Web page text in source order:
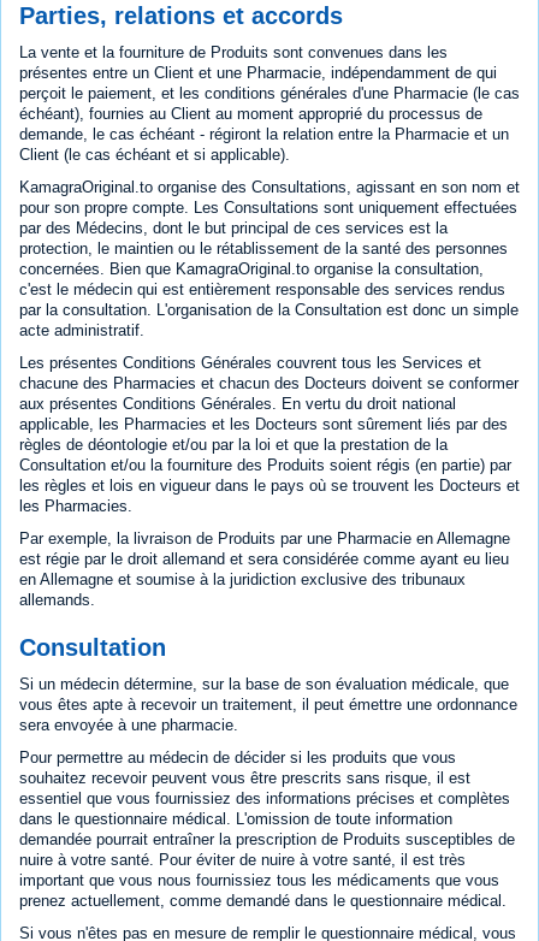
Parties, relations et accords
La vente et la fourniture de Produits sont convenues dans les
présentes entre un Client et une Pharmacie, indépendamment de qui
perçoit le paiement, et les conditions générales d'une Pharmacie (le cas
échéant), fournies au Client au moment approprié du processus de
demande, le cas échéant - régiront la relation entre la Pharmacie et un
Client (le cas échéant et si applicable).
KamagraOriginal.to organise des Consultations, agissant en son nom et
pour son propre compte. Les Consultations sont uniquement effectuées
par des Médecins, dont le but principal de ces services est la
protection, le maintien ou le rétablissement de la santé des personnes
concernées. Bien que KamagraOriginal.to organise la consultation,
c'est le médecin qui est entièrement responsable des services rendus
par la consultation. L'organisation de la Consultation est donc un simple
acte administratif.
Les présentes Conditions Générales couvrent tous les Services et
chacune des Pharmacies et chacun des Docteurs doivent se conformer
aux présentes Conditions Générales. En vertu du droit national
applicable, les Pharmacies et les Docteurs sont sûrement liés par des
règles de déontologie et/ou par la loi et que la prestation de la
Consultation et/ou la fourniture des Produits soient régis (en partie) par
les règles et lois en vigueur dans le pays où se trouvent les Docteurs et
les Pharmacies.
Par exemple, la livraison de Produits par une Pharmacie en Allemagne
est régie par le droit allemand et sera considérée comme ayant eu lieu
en Allemagne et soumise à la juridiction exclusive des tribunaux
allemands.
Consultation
Si un médecin détermine, sur la base de son évaluation médicale, que
vous êtes apte à recevoir un traitement, il peut émettre une ordonnance
sera envoyée à une pharmacie.
Pour permettre au médecin de décider si les produits que vous
souhaitez recevoir peuvent vous être prescrits sans risque, il est
essentiel que vous fournissiez des informations précises et complètes
dans le questionnaire médical. L'omission de toute information
demandée pourrait entraîner la prescription de Produits susceptibles de
nuire à votre santé. Pour éviter de nuire à votre santé, il est très
important que vous nous fournissiez tous les médicaments que vous
prenez actuellement, comme demandé dans le questionnaire médical.
Si vous n'êtes pas en mesure de remplir le questionnaire médical, vous